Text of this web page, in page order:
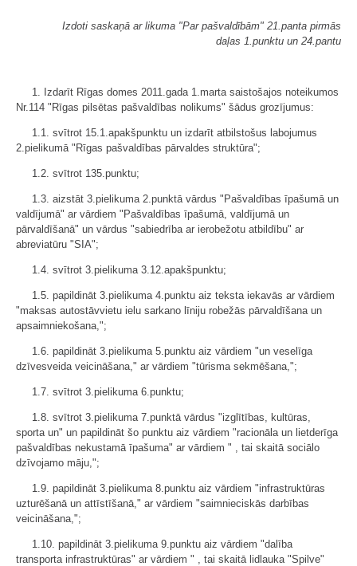
Izdoti saskaņā ar likuma "Par pašvaldībām" 21.panta pirmās
daļas 1.punktu un 24.pantu
1. Izdarīt Rīgas domes 2011.gada 1.marta saistošajos noteikumos
Nr.114 "Rīgas pilsētas pašvaldības nolikums" šādus grozījumus:
1.1. svītrot 15.1.apakšpunktu un izdarīt atbilstošus labojumus
2.pielikumā "Rīgas pašvaldības pārvaldes struktūra";
1.2. svītrot 135.punktu;
1.3. aizstāt 3.pielikuma 2.punktā vārdus "Pašvaldības īpašumā un
valdījumā" ar vārdiem "Pašvaldības īpašumā, valdījumā un
pārvaldīšanā" un vārdus "sabiedrība ar ierobežotu atbildību" ar
abreviatūru "SIA";
1.4. svītrot 3.pielikuma 3.12.apakšpunktu;
1.5. papildināt 3.pielikuma 4.punktu aiz teksta iekavās ar vārdiem
"maksas autostāvvietu ielu sarkano līniju robežās pārvaldīšana un
apsaimniekošana,";
1.6. papildināt 3.pielikuma 5.punktu aiz vārdiem "un veselīga
dzīvesveida veicināšana," ar vārdiem "tūrisma sekmēšana,";
1.7. svītrot 3.pielikuma 6.punktu;
1.8. svītrot 3.pielikuma 7.punktā vārdus "izglītības, kultūras,
sporta un" un papildināt šo punktu aiz vārdiem "racionāla un lietderīga
pašvaldības nekustamā īpašuma" ar vārdiem " , tai skaitā sociālo
dzīvojamo māju,";
1.9. papildināt 3.pielikuma 8.punktu aiz vārdiem "infrastruktūras
uzturēšanā un attīstīšanā," ar vārdiem "saimnieciskās darbības
veicināšana,";
1.10. papildināt 3.pielikuma 9.punktu aiz vārdiem "dalība
transporta infrastruktūras" ar vārdiem " , tai skaitā lidlauka "Spilve"